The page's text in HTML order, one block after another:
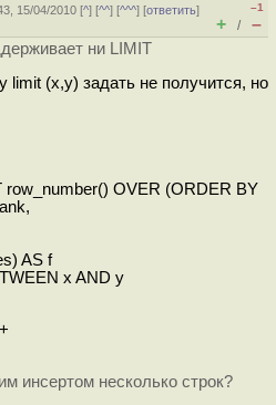
15/04/2010 [^] [^^] [^^^] [ответить]
–1
+ / –
ни LIMIT
limit (x,y) задать не получится, но
OVER (ORDER BY
AS f
x AND y
инсертом несколько строк?